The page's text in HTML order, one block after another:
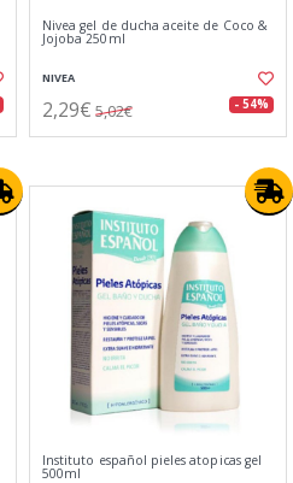
Nivea gel de ducha aceite de Coco &
Jojoba 250ml
NIVEA
2,29€ 5,02€ - 54%
Instituto español pieles atopicas gel
500ml